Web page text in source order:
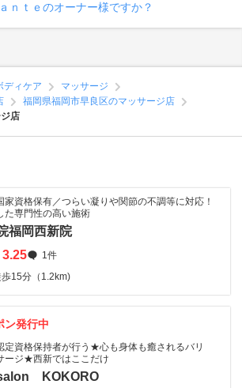
ｎｔｅのオーナー様ですか？
ディケア
マッサージ
福岡県福岡市早良区のマッサージ店
店
家資格保有／つらい凝りや関節の不調等に対応！
た専門性の高い施術
福岡西新院
3.25
1件
15分（1.2km)
ン発行中
定資格保持者が行う★心も身体も癒されるバリ
ージ★西新ではここだけ
KOKORO